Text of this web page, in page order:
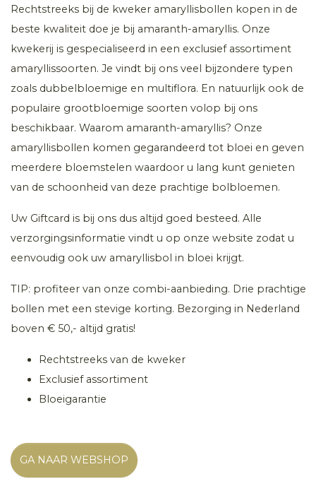
Rechtstreeks bij de kweker amaryllisbollen kopen in de
beste kwaliteit doe je bij amaranth-amaryllis. Onze
kwekerij is gespecialiseerd in een exclusief assortiment
amaryllissoorten. Je vindt bij ons veel bijzondere typen
zoals dubbelbloemige en multiflora. En natuurlijk ook de
populaire grootbloemige soorten volop bij ons
beschikbaar. Waarom amaranth-amaryllis? Onze
amaryllisbollen komen gegarandeerd tot bloei en geven
meerdere bloemstelen waardoor u lang kunt genieten
van de schoonheid van deze prachtige bolbloemen.
Uw Giftcard is bij ons dus altijd goed besteed. Alle
verzorgingsinformatie vindt u op onze website zodat u
eenvoudig ook uw amaryllisbol in bloei krijgt.
TIP: profiteer van onze combi-aanbieding. Drie prachtige
bollen met een stevige korting. Bezorging in Nederland
boven € 50,- altijd gratis!
Rechtstreeks van de kweker
Exclusief assortiment
Bloeigarantie
GA NAAR WEBSHOP